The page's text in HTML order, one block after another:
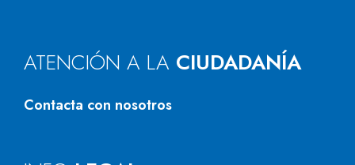
ATENCIÓN A LA CIUDADANÍA
Contacta con nosotros